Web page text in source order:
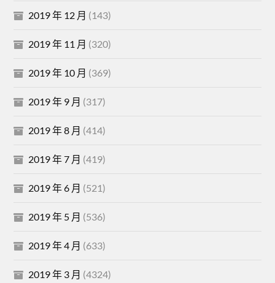
2019 年 12 月 (143)
2019 年 11 月 (320)
2019 年 10 月 (369)
2019 年 9 月 (317)
2019 年 8 月 (414)
2019 年 7 月 (419)
2019 年 6 月 (521)
2019 年 5 月 (536)
2019 年 4 月 (633)
2019 年 3 月 (4324)